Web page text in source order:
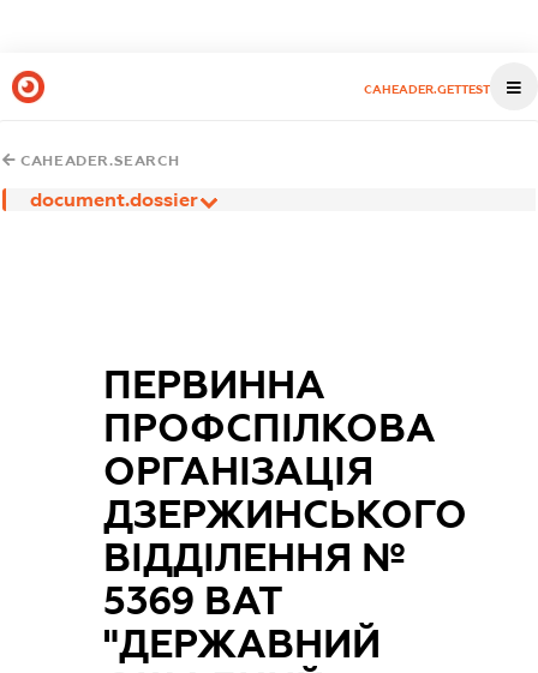
CAHEADER.GETTEST
CAHEADER.SEARCH
document.dossier
ПЕРВИННА
ПРОФСПІЛКОВА
ОРГАНІЗАЦІЯ
ДЗЕРЖИНСЬКОГО
ВІДДІЛЕННЯ №
5369 ВАТ
"ДЕРЖАВНИЙ